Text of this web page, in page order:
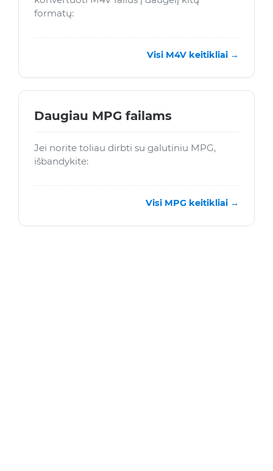
formatų:
Visi M4V keitikliai →
Daugiau MPG failams
Jei norite toliau dirbti su galutiniu MPG,
išbandykite:
Visi MPG keitikliai →